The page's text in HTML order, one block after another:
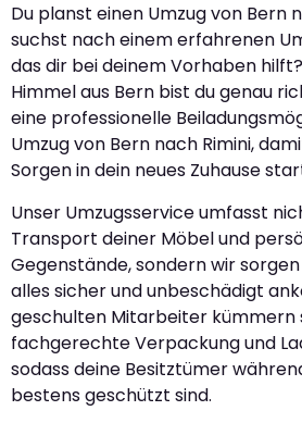
Du planst einen Umzug von Bern
suchst nach einem erfahrenen
das dir bei deinem Vorhaben
Himmel aus Bern bist du genau
eine professionelle
Umzug von Bern nach Rimini,
Sorgen in dein neues Zuhause
Unser Umzugsservice umfasst
Transport deiner Möbel und
Gegenstände, sondern wir
alles sicher und unbeschädigt
geschulten Mitarbeiter kümmern
fachgerechte Verpackung und
sodass deine Besitztümer
bestens geschützt sind.